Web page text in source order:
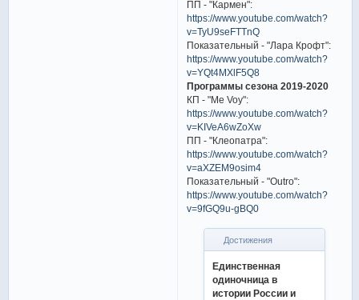
ПП - "Кармен":
https://www.youtube.com/watch?
v=TyU9seFTTnQ
Показательный - "Лара Крофт":
https://www.youtube.com/watch?
v=YQt4MXlF5Q8
Программы сезона 2019-2020
КП - "Me Voy":
https://www.youtube.com/watch?
v=KIVeA6wZoXw
ПП - "Клеопатра":
https://www.youtube.com/watch?
v=aXZEM9osim4
Показательный - "Outro":
https://www.youtube.com/watch?
v=9fGQ9u-gBQ0
Достижения
Единственная
одиночница в
истории России и